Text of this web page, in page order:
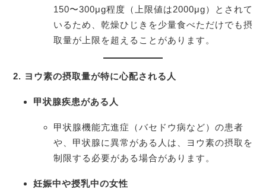
150〜300μg程度（上限値は2000μg）とされて
いるため、乾燥ひじきを少量食べただけでも摂
取量が上限を超えることがあります。
2. ヨウ素の摂取量が特に心配される人
甲状腺疾患がある人
甲状腺機能亢進症（バセドウ病など）の患者
や、甲状腺に異常がある人は、ヨウ素の摂取を
制限する必要がある場合があります。
妊娠中や授乳中の女性